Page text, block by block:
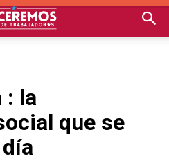
: la
que se